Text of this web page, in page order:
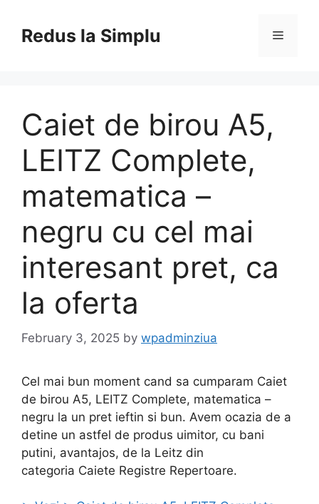
contentRedus la Simplu Menu
Caiet de birou A5,
LEITZ Complete,
matematica –
negru cu cel mai
interesant pret, ca
la oferta
February 3, 2025 by wpadminziua
Cel mai bun moment cand sa cumparam Caiet
de birou A5, LEITZ Complete, matematica –
negru la un pret ieftin si bun. Avem ocazia de a
detine un astfel de produs uimitor, cu bani
putini, avantajos, de la Leitz din
categoria Caiete Registre Repertoare.